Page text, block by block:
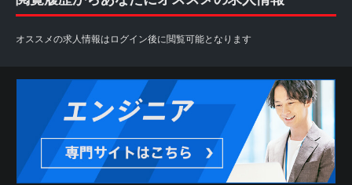
オススメの求人情報はログイン後に閲覧可能となります